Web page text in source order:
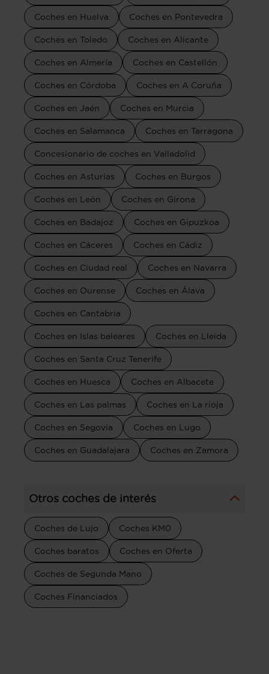
Coches en Huelva Coches en Pontevedra
Coches en Toledo Coches en Alicante
Coches en Almería Coches en Castellón
Coches en Córdoba Coches en A Coruña
Coches en Jaén Coches en Murcia
Coches en Salamanca Coches en Tarragona
Concesionario de coches en Valladolid
Coches en Asturias Coches en Burgos
Coches en León Coches en Girona
Coches en Badajoz Coches en Gipuzkoa
Coches en Cáceres Coches en Cádiz
Coches en Ciudad real Coches en Navarra
Coches en Ourense Coches en Álava
Coches en Cantabria
Coches en Islas baleares Coches en Lleida
Coches en Santa Cruz Tenerife
Coches en Huesca Coches en Albacete
Coches en Las palmas Coches en La rioja
Coches en Segovia Coches en Lugo
Coches en Guadalajara Coches en Zamora
Otros coches de interés
Coches de Lujo Coches KM0
Coches baratos Coches en Oferta
Coches de Segunda Mano
Coches Financiados